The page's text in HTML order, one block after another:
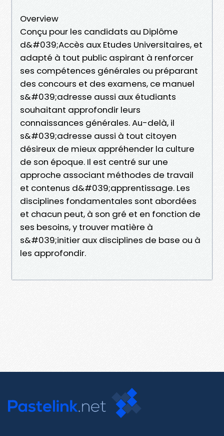
Overview
Conçu pour les candidats au Diplôme
d&#039;Accès aux Etudes Universitaires, et
adapté à tout public aspirant à renforcer
ses compétences générales ou préparant
des concours et des examens, ce manuel
s&#039;adresse aussi aux étudiants
souhaitant approfondir leurs
connaissances générales. Au-delà, il
s&#039;adresse aussi à tout citoyen
désireux de mieux appréhender la culture
de son époque. Il est centré sur une
approche associant méthodes de travail
et contenus d&#039;apprentissage. Les
disciplines fondamentales sont abordées
et chacun peut, à son gré et en fonction de
ses besoins, y trouver matière à
s&#039;initier aux disciplines de base ou à
les approfondir.